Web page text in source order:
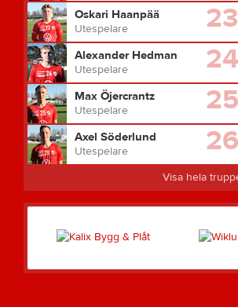
23
Oskari Haanpää
Utespelare
24
Alexander Hedman
Utespelare
25
Max Öjercrantz
Utespelare
26
Axel Söderlund
Utespelare
Visa hela